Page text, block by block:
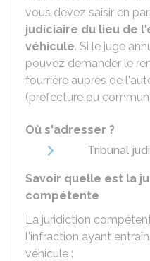
vous devez saisir en
judiciaire du lieu de
véhicule. Si le juge
pouvez demander le
fourrière auprès de
(préfecture ou
Où s'adresser ?
Tribunal
Savoir quelle est la
compétente
La juridiction
l'infraction ayant
véhicule :